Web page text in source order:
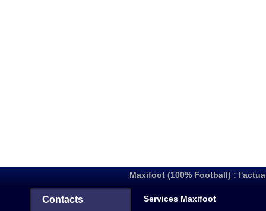
Maxifoot (100% Football) :
Contacts Services Maxifoot